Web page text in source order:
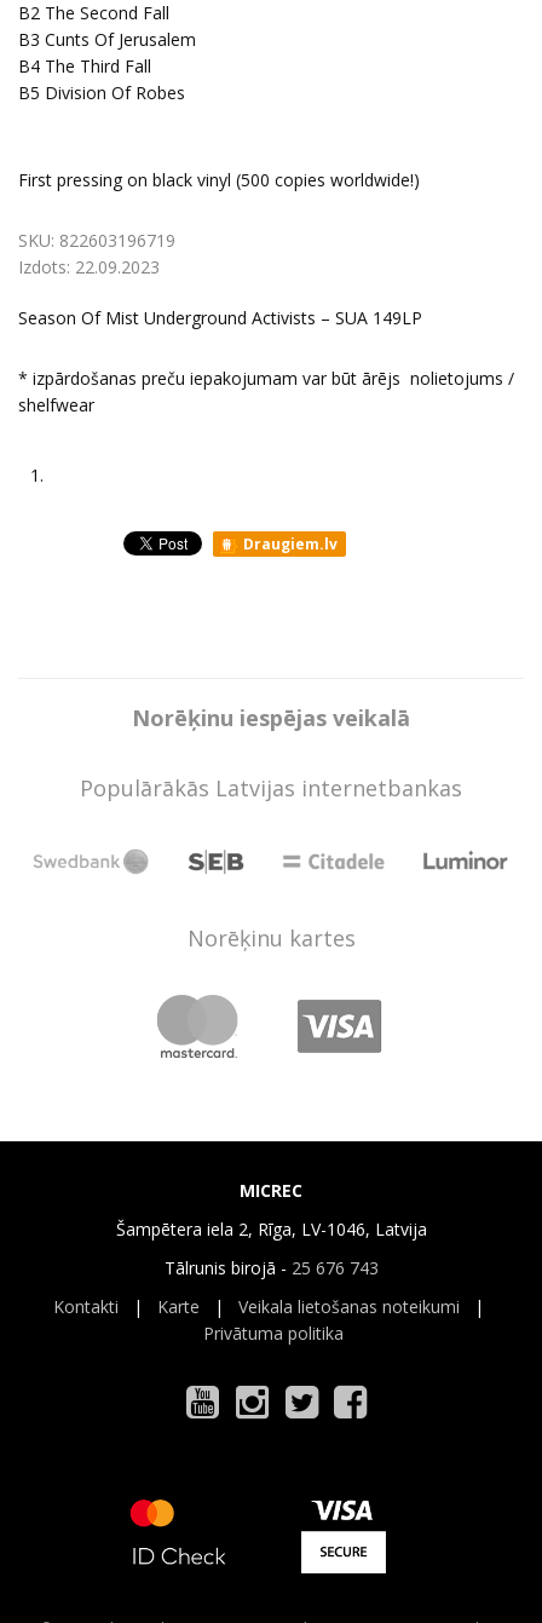
B2 The Second Fall
B3 Cunts Of Jerusalem
B4 The Third Fall
B5 Division Of Robes
First pressing on black vinyl (500 copies worldwide!)
SKU: 822603196719
Izdots: 22.09.2023
Season Of Mist Underground Activists – SUA 149LP
* izpārdošanas preču iepakojumam var būt ārējs nolietojums /
shelfwear
1.
Draugiem.lv
Norēķinu iespējas veikalā
Populārākās Latvijas internetbankas
Norēķinu kartes
MICREC
Šampētera iela 2, Rīga, LV-1046, Latvija
Tālrunis birojā - 25 676 743
Kontakti | Karte | Veikala lietošanas noteikumi |
Privātuma politika